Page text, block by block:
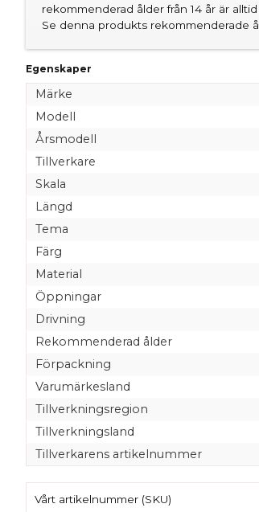
rekommenderad ålder från 14 år är
Se denna produkts rekommenderade
Egenskaper
Märke
Modell
Årsmodell
Tillverkare
Skala
Längd
Tema
Färg
Material
Öppningar
Drivning
Rekommenderad ålder
Förpackning
Varumärkesland
Tillverkningsregion
Tillverkningsland
Tillverkarens artikelnummer
Vårt artikelnummer (SKU)